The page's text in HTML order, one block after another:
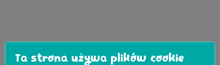
Ta strona używa plików cookie